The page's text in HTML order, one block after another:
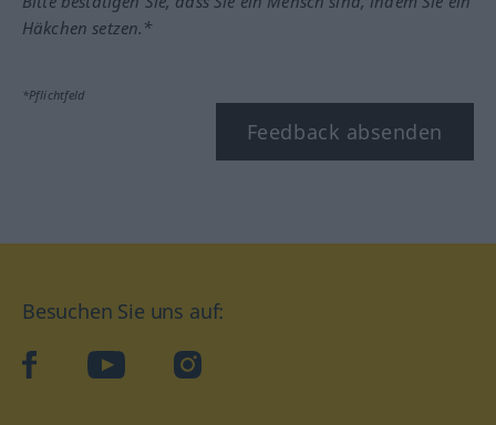
Häkchen setzen.*
*Pflichtfeld
Feedback absenden
Besuchen Sie uns auf:
facebookYouTube Instagram